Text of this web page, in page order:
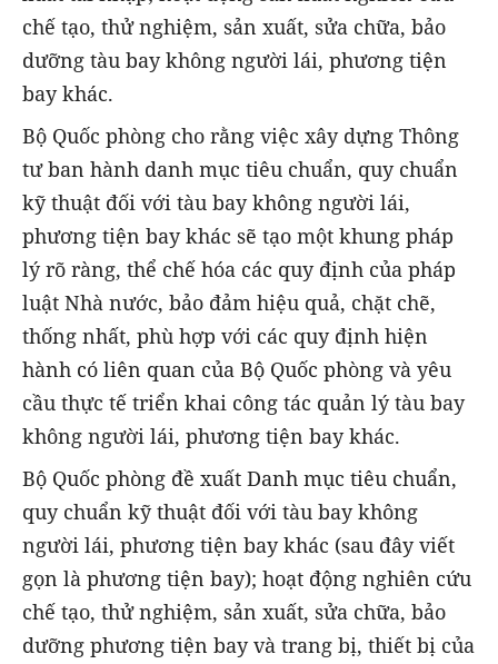
chế tạo, thử nghiệm, sản xuất, sửa chữa, bảo
dưỡng tàu bay không người lái, phương tiện
bay khác.
Bộ Quốc phòng cho rằng việc xây dựng Thông
tư ban hành danh mục tiêu chuẩn, quy chuẩn
kỹ thuật đối với tàu bay không người lái,
phương tiện bay khác sẽ tạo một khung pháp
lý rõ ràng, thể chế hóa các quy định của pháp
luật Nhà nước, bảo đảm hiệu quả, chặt chẽ,
thống nhất, phù hợp với các quy định hiện
hành có liên quan của Bộ Quốc phòng và yêu
cầu thực tế triển khai công tác quản lý tàu bay
không người lái, phương tiện bay khác.
Bộ Quốc phòng đề xuất Danh mục tiêu chuẩn,
quy chuẩn kỹ thuật đối với tàu bay không
người lái, phương tiện bay khác (sau đây viết
gọn là phương tiện bay); hoạt động nghiên cứu
chế tạo, thử nghiệm, sản xuất, sửa chữa, bảo
dưỡng phương tiện bay và trang bị, thiết bị của